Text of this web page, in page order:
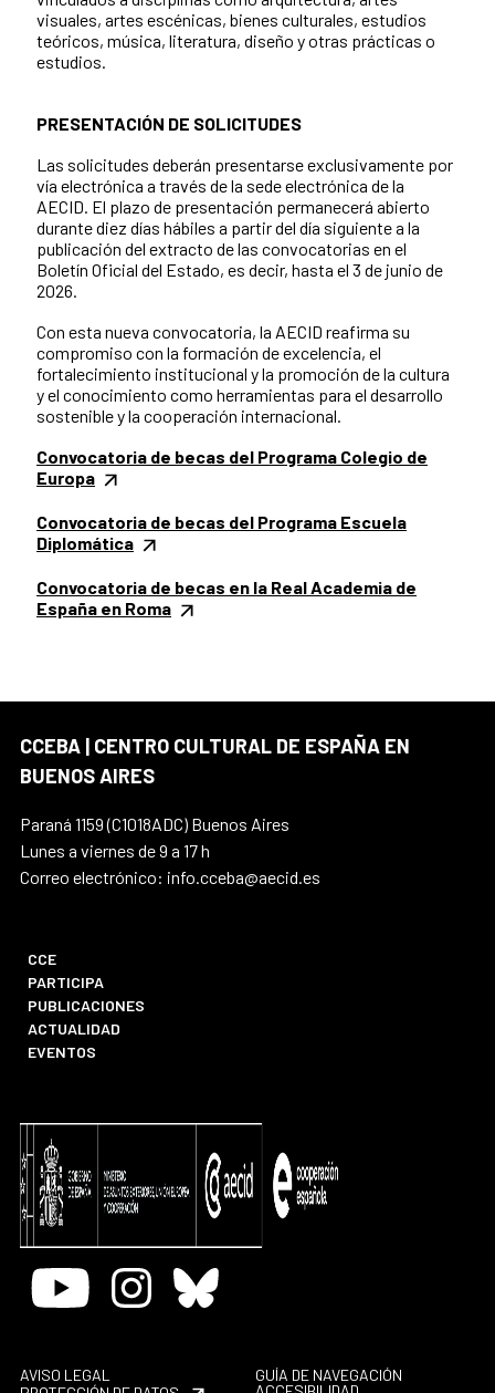
visuales, artes escénicas, bienes culturales, estudios
teóricos, música, literatura, diseño y otras prácticas o
estudios.
PRESENTACIÓN DE SOLICITUDES
Las solicitudes deberán presentarse exclusivamente por
vía electrónica a través de la sede electrónica de la
AECID. El plazo de presentación permanecerá abierto
durante diez días hábiles a partir del día siguiente a la
publicación del extracto de las convocatorias en el
Boletín Oficial del Estado, es decir, hasta el 3 de junio de
2026.
Con esta nueva convocatoria, la AECID reafirma su
compromiso con la formación de excelencia, el
fortalecimiento institucional y la promoción de la cultura
y el conocimiento como herramientas para el desarrollo
sostenible y la cooperación internacional.
Convocatoria de becas del Programa Colegio de
Europa
Convocatoria de becas del Programa Escuela
Diplomática
Convocatoria de becas en la Real Academia de
España en Roma
CCEBA | CENTRO CULTURAL DE ESPAÑA EN
BUENOS AIRES
Paraná 1159 (C1018ADC) Buenos Aires
Lunes a viernes de 9 a 17 h
Correo electrónico: info.cceba@aecid.es
CCE
PARTICIPA
PUBLICACIONES
ACTUALIDAD
EVENTOS
Youtube InstagramBluesky
AVISO LEGAL
GUÍA DE NAVEGACIÓN